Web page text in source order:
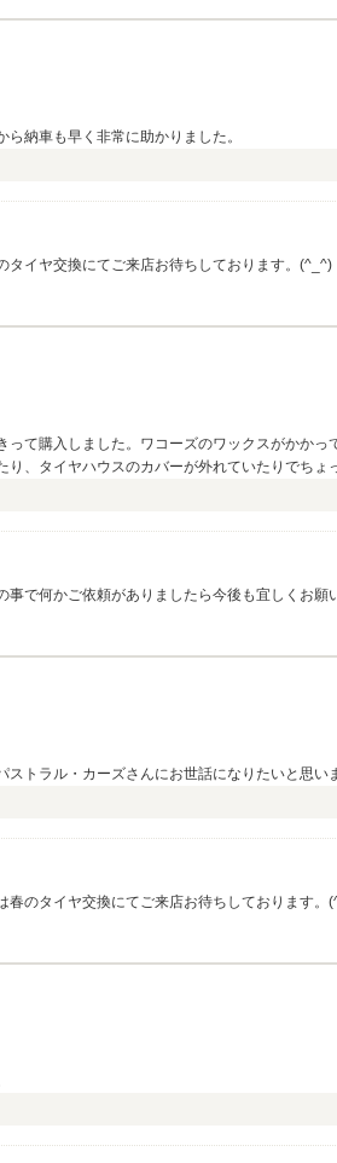
納車も早く非常に助かりました。
イヤ交換にてご来店お待ちしております。(^_^)
て購入しました。ワコーズのワックスがかか
、タイヤハウスのカバーが外れていたりでち
で何かご依頼がありましたら今後も宜しくお願
トラル・カーズさんにお世話になりたいと思い
のタイヤ交換にてご来店お待ちしております。